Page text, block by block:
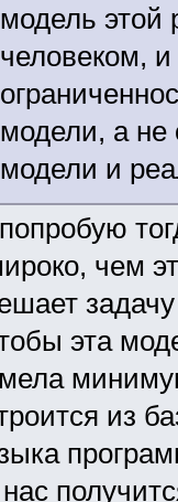
модель этой
человеком, и
модели, а не
модели и
чем
эта
из